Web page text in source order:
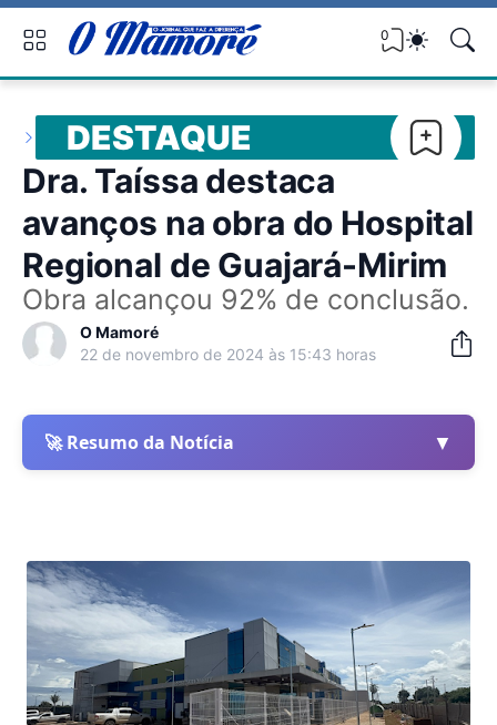
0
DESTAQUE
Dra. Taíssa destaca
avanços na obra do Hospital
Regional de Guajará-Mirim
Obra alcançou 92% de conclusão.
O Mamoré
22 de novembro de 2024 às 15:43 horas
🚀 Resumo da Notícia ▼